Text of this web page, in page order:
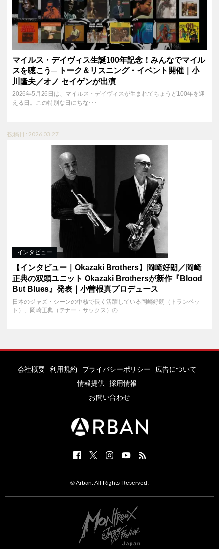
マイルス・デイヴィス生誕100年記念！みんなでマイル
スを聴こう─ トーク＆リスニング・イベント開催｜小
川隆夫／オノ セイゲンが出演
2026年5月26日は、マイルス・デイヴィスが生まれてちょうど100年を迎
える日。この特別な日にちな･･･
投稿日 : 2026.03.27
インタビュー
【インタビュー｜Okazaki Brothers】岡崎好朗／岡崎
正典の双頭ユニット Okazaki Brothersが新作『Blood
But Blues』発表｜小曽根真プロデュース
日本のジャズ・シーンの中核で長く活躍している岡崎好朗（トランペッ
ト）、岡崎正典（テナー・サックス）の･･･
会社概要 利用規約 プライバシーポリシー
広告について
情報提供
採用情報
お問い合わせ
© Arban. All Rights Reserved.